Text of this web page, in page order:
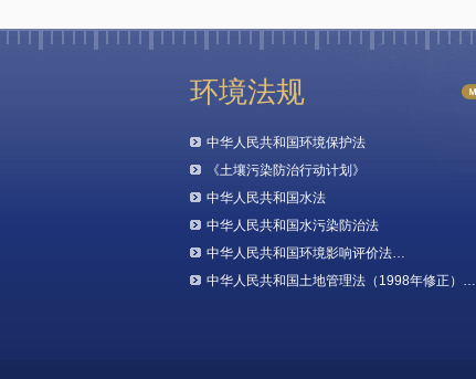
环境法规
中华人民共和国环境保护法
《土壤污染防治行动计划》
中华人民共和国水法
中华人民共和国水污染防治法
中华人民共和国环境影响评价法…
中华人民共和国土地管理法（1998年修正）…